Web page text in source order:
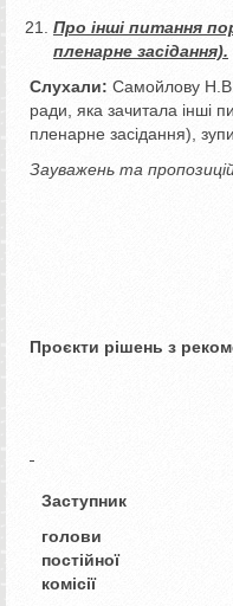
Про інші питання
пленарне засідання).
Слухали: Самойлову
ради, яка зачитала інші
пленарне засідання),
Зауважень та
Проєкти рішень з
Заступник
голови
постійної
комісії